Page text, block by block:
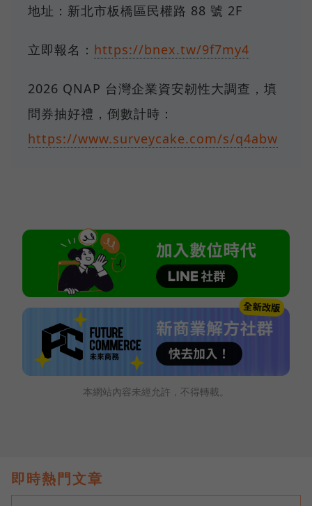
地址：新北市板橋區民權路 88 號 2F
立即報名： https://bnex.tw/9f7my4
2026 QNAP 台灣企業資安韌性大調查，填
問券抽好禮，倒數計時：
https://www.surveycake.com/s/q4abw
本網站內容未經允許，不得轉載。
即時熱門文章